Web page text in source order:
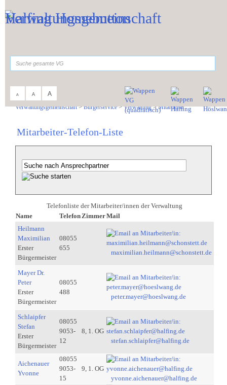
A A A
Verwaltungsgemeinschaft>Bürgerservice>Verwaltung>Mitarbeiter
Mitarbeiter-Telefon-Liste
Telefonliste der Mitarbeiter/innen der Verwaltung
Name
Telefon ZimmerMail
Heilmann
Maximilian
Erster
Bürgermeister
08055
655
maximilian.heilmann@schonstett.de
Mayer Dr.
Peter
Erster
Bürgermeister
08055
488
peter.mayer@hoeslwang.de
Schlaipfer
Stefan
Erster
Bürgermeister
08055
9053-
12
8, 1. OG
stefan.schlaipfer@halfing.de
Aichenauer
Yvonne
08055
9053-
15
9, 1. OG
yvonne.aichenauer@halfing.de